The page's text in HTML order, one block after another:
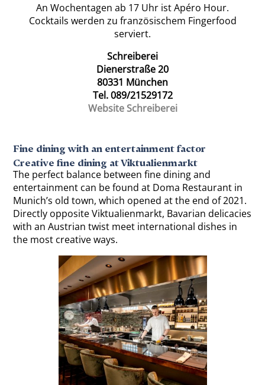
An Wochentagen ab 17 Uhr ist Apéro Hour.
Cocktails werden zu französischem Fingerfood
serviert.
Schreiberei
Dienerstraße 20
80331 München
Tel. 089/21529172
Website Schreiberei
Fine dining with an entertainment factor
Creative fine dining at Viktualienmarkt
The perfect balance between fine dining and
entertainment can be found at Doma Restaurant in
Munich’s old town, which opened at the end of 2021.
Directly opposite Viktualienmarkt, Bavarian delicacies
with an Austrian twist meet international dishes in
the most creative ways.